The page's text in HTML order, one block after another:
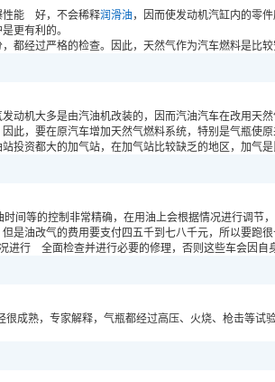
性能 好，不会稀释润滑油 ，因而使发动机汽缸内的零
更有利的。
经过严格的检查。因此，天然气作为汽车燃料是比较
机大多是由汽油机改装的，因而汽油汽车在改用天然
要在原汽车增加天然气燃料系统，特别是气瓶使原
资都大的加气站，在加气站比较缺乏的地区，加气是
的控制非常精确，在用油上会根据情况进行调节，
改气的费用要支付四五千到七八千元，所以要跑很
行 全面检查并进行必要的修理，否则这些车会因自
熟，专家解释，气瓶都经过高压、火烧、枪击等